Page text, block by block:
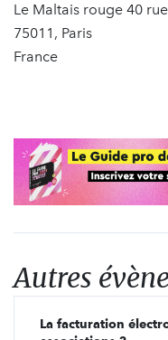
Le Maltais rouge 40
75011, Paris
France
Autres
La facturation